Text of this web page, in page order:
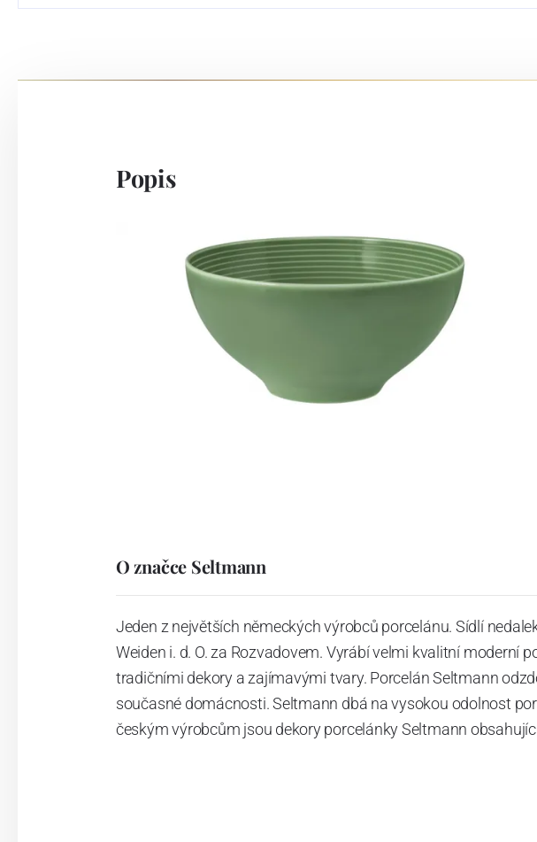
Popis
O značce Seltmann
Jeden z největších německých výrobců porcelánu. Sídlí
Weiden i. d. O. za Rozvadovem. Vyrábí velmi kvalitní moderní
tradičními dekory a zajímavými tvary. Porcelán Seltmann
současné domácnosti. Seltmann dbá na vysokou odolnost
českým výrobcům jsou dekory porcelánky Seltmann